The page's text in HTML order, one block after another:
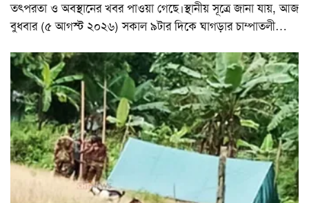
তৎপরতা ও অবস্থানের খবর পাওয়া গেছে।স্থানীয় সূত্রে জানা যায়, আজ
বুধবার (৫ আগস্ট ২০২৬) সকাল ৯টার দিকে ঘাগড়ার চাম্পাতলী…